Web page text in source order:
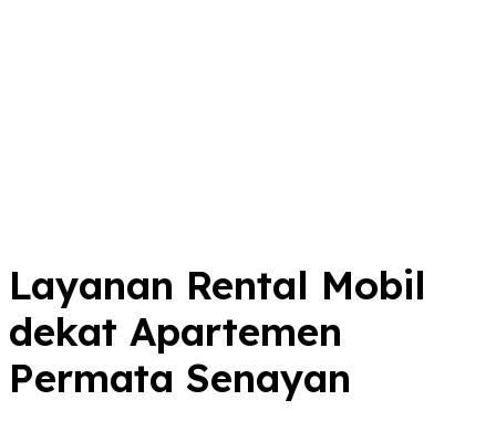
Layanan Rental Mobil
dekat Apartemen
Permata Senayan